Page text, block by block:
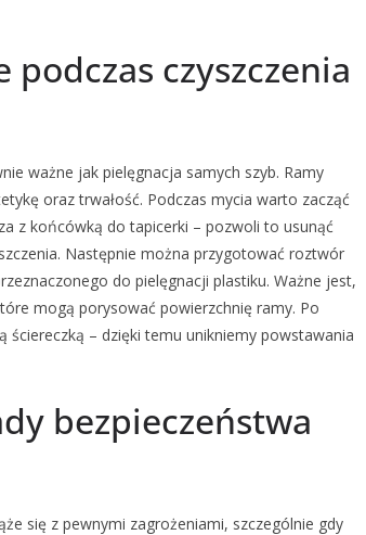
czyszczenia
ważne jak pielęgnacja samych szyb. Ramy
oraz trwałość. Podczas mycia warto zacząć
z końcówką do tapicerki – pozwoli to usunąć
Następnie można przygotować roztwór
do pielęgnacji plastiku. Ważne jest,
mogą porysować powierzchnię ramy. Po
ściereczką – dzięki temu unikniemy powstawania
bezpieczeństwa
się z pewnymi zagrożeniami, szczególnie gdy